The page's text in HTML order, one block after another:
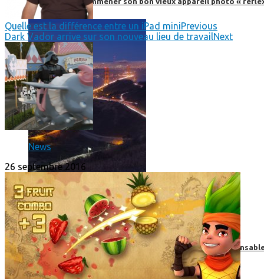
Print’Minute
Print'Minute
Pourquoi les outils de Google sont-ils devenus
Quelle est la différence entre un iPad miniPrevious
Dark Vador arrive sur son nouveau lieu de travailNext
News
26 septembre 2016